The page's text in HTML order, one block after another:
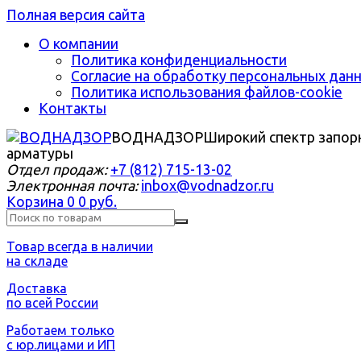
Полная версия сайта
О компании
Политика конфиденциальности
Согласие на обработку персональных
Политика использования файлов-cookie
Контакты
ВОДНАДЗОРШирокий спектр
арматуры
Отдел продаж: +7 (812) 715-13-02
Электронная почта: inbox@vodnadzor.ru
Корзина 0 0 руб.
Товар всегда в наличии
на складе
Доставка
по всей России
Работаем только
с юр.лицами и ИП